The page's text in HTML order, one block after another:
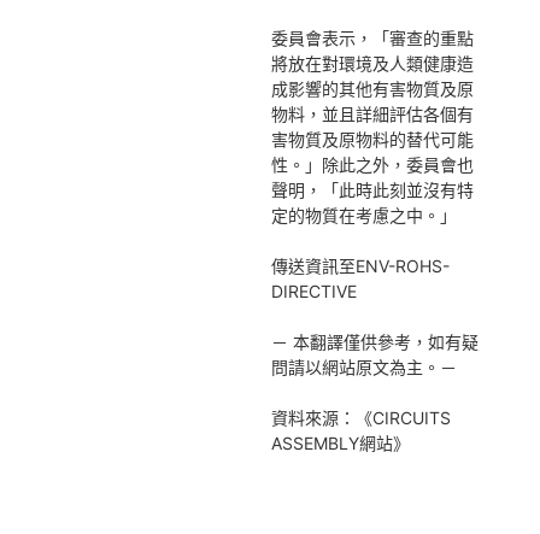
委員會表示，「審查的重點
將放在對環境及人類健康造
成影響的其他有害物質及原
物料，並且詳細評估各個有
害物質及原物料的替代可能
性。」除此之外，委員會也
聲明，「此時此刻並沒有特
定的物質在考慮之中。」
傳送資訊至ENV-ROHS-
DIRECTIVE
－ 本翻譯僅供參考，如有疑
問請以網站原文為主。－
資料來源：《CIRCUITS
ASSEMBLY網站》